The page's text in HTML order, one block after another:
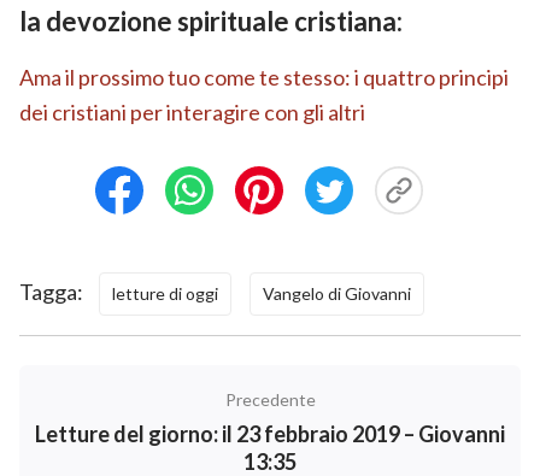
la devozione spirituale cristiana:
Ama il prossimo tuo come te stesso: i quattro principi
dei cristiani per interagire con gli altri
Tagga: letture di oggi Vangelo di Giovanni
Precedente
Letture del giorno: il 23 febbraio 2019 – Giovanni
13:35